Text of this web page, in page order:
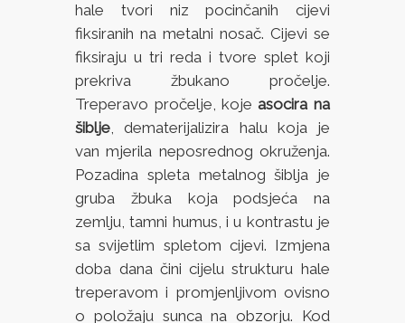
hale tvori niz pocinčanih cijevi
fiksiranih na metalni nosač. Cijevi se
fiksiraju u tri reda i tvore splet koji
prekriva žbukano pročelje.
Treperavo pročelje, kojeasocira na
šiblje, dematerijalizira halu koja je
van mjerila neposrednog okruženja.
Pozadina spleta metalnog šiblja je
gruba žbuka koja podsjeća na
zemlju, tamni humus, i u kontrastu je
sa svijetlim spletom cijevi. Izmjena
doba dana čini cijelu strukturu hale
treperavom i promjenljivom ovisno
o položaju sunca na obzorju. Kod